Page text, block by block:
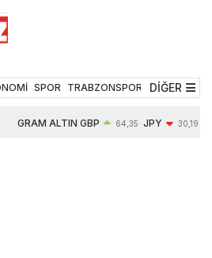
SPOR TRABZONSPOR TEKNOLOJİ
DİĞER
GRAM ALTIN GBP 64,35 JPY 30,19